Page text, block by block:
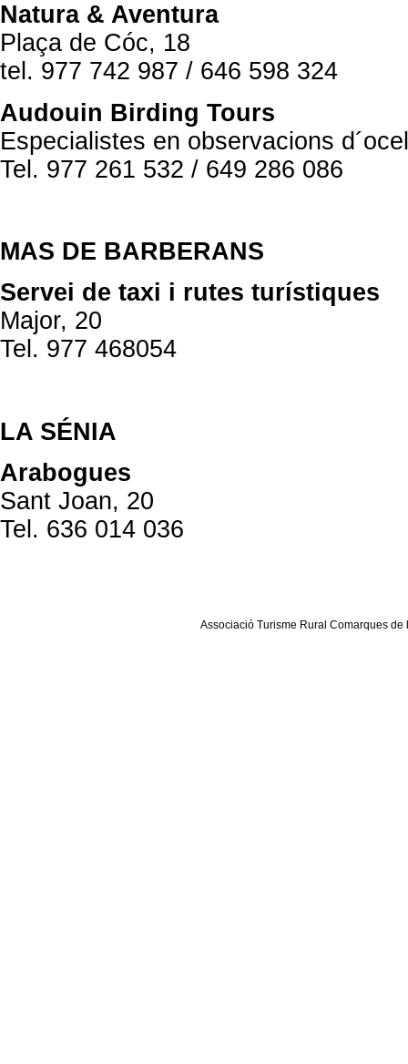
Natura & Aventura
Plaça de Cóc, 18
tel. 977 742 987 / 646 598 324
Audouin Birding Tours
Especialistes en observacions
Tel. 977 261 532 / 649 286 086
MAS DE BARBERANS
Servei de taxi i rutes turístiques
Major, 20
Tel. 977 468054
LA SÉNIA
Arabogues
Sant Joan, 20
Tel. 636 014 036
Associació Turisme Rural Comarques de